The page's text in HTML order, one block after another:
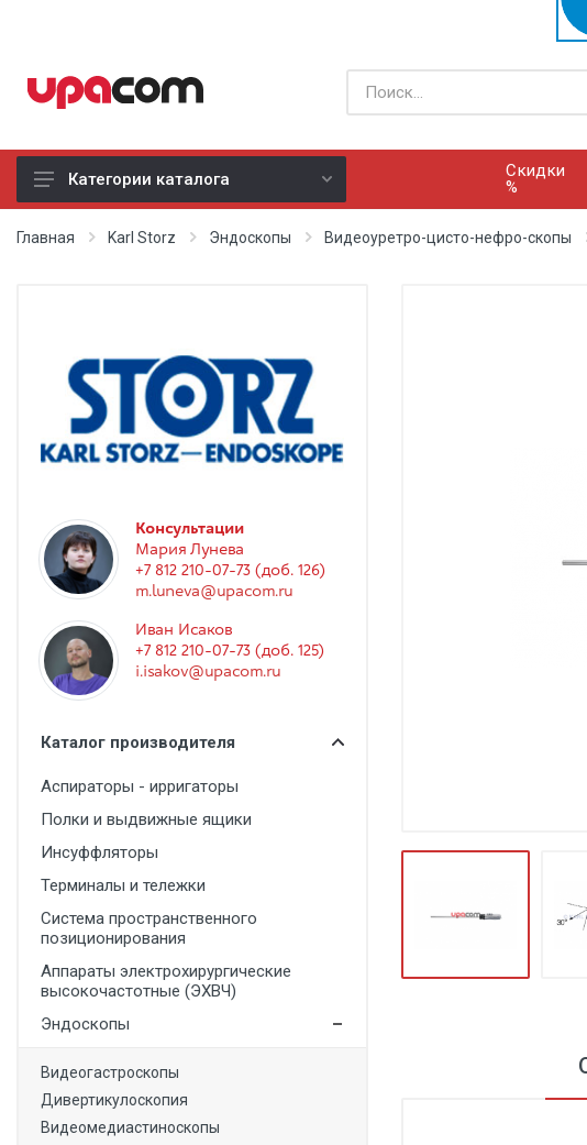
Б/У оборудование
Реанимация
Неонатология
Хирургия
Эндоскопия
Функциональная диагностика
Урология
Дезинфекция и стерилизация
Расходные материалы
Оториноларингология
Вспомогательное оборудование
Ветеринария
Стоматологическое оборудование
Оборудование для скорой помощи
Прачечное оборудование
Категории каталога
Скидки
%
Главная Karl Storz Эндоскопы Видеоуретро-цисто-нефро-скопы
Консультации
Мария Лунева
+7 812 210-07-73 (доб. 126)
m.luneva@upacom.ru
Иван Исаков
+7 812 210-07-73 (доб. 125)
i.isakov@upacom.ru
Каталог производителя
Аспираторы - ирригаторы
Полки и выдвижные ящики
Инсуффляторы
Терминалы и тележки
Система пространственного
позиционирования
Аппараты электрохирургические
высокочастотные (ЭХВЧ)
Эндоскопы
Видеогастроскопы
Дивертикулоскопия
Видеомедиастиноскопы